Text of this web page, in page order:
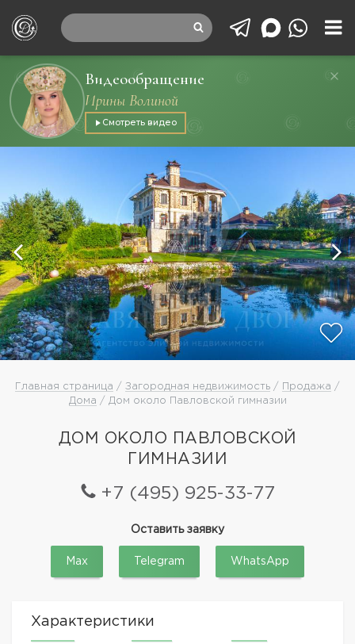
Видеообращение
Ирины Волиной
Смотреть видео
Главная страница / Загородная недвижимость / Продажа /
Дома / Дом около Павловской гимназии
ДОМ ОКОЛО ПАВЛОВСКОЙ
ГИМНАЗИИ
+7 (495) 925-33-77
Оставить заявку
Max Telegram WhatsApp
Характеристики